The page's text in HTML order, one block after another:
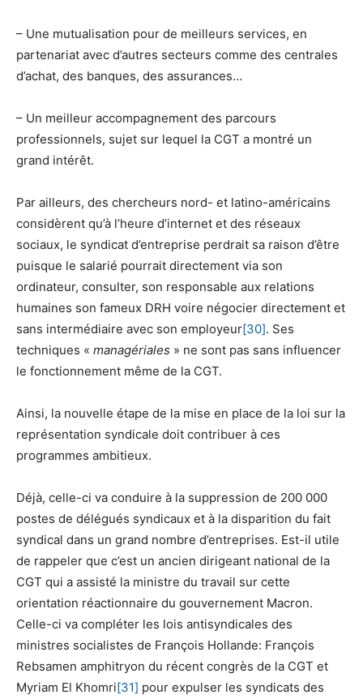
– Une mutualisation pour de meilleurs services, en
partenariat avec d’autres secteurs comme des centrales
d’achat, des banques, des assurances…
– Un meilleur accompagnement des parcours
professionnels, sujet sur lequel la CGT a montré un
grand intérêt.
Par ailleurs, des chercheurs nord- et latino-américains
considèrent qu’à l’heure d’internet et des réseaux
sociaux, le syndicat d’entreprise perdrait sa raison d’être
puisque le salarié pourrait directement via son
ordinateur, consulter, son responsable aux relations
humaines son fameux DRH voire négocier directement et
sans intermédiaire avec son employeur[30]. Ses
techniques « managériales » ne sont pas sans influencer
le fonctionnement même de la CGT.
Ainsi, la nouvelle étape de la mise en place de la loi sur la
représentation syndicale doit contribuer à ces
programmes ambitieux.
Déjà, celle-ci va conduire à la suppression de 200 000
postes de délégués syndicaux et à la disparition du fait
syndical dans un grand nombre d’entreprises. Est-il utile
de rappeler que c’est un ancien dirigeant national de la
CGT qui a assisté la ministre du travail sur cette
orientation réactionnaire du gouvernement Macron.
Celle-ci va compléter les lois antisyndicales des
ministres socialistes de François Hollande: François
Rebsamen amphitryon du récent congrès de la CGT et
Myriam El Khomri[31] pour expulser les syndicats des